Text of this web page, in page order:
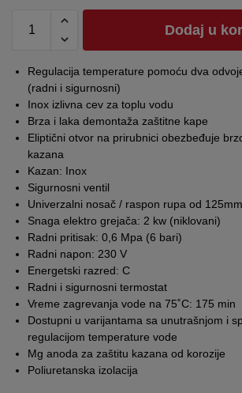
Dodaj u
Regulacija temperature pomoću dva
(radni i sigurnosni)
Inox izlivna cev za toplu vodu
Brza i laka demontaža zaštitne kape
Eliptični otvor na prirubnici obezbeđuje
kazana
Kazan: Inox
Sigurnosni ventil
Univerzalni nosač / raspon rupa od
Snaga elektro grejača: 2 kw (niklovani)
Radni pritisak: 0,6 Mpa (6 bari)
Radni napon: 230 V
Energetski razred: C
Radni i sigurnosni termostat
Vreme zagrevanja vode na 75˚C: 175 min
Dostupni u varijantama sa unutrašnjom i
regulacijom temperature vode
Mg anoda za zaštitu kazana od korozije
Poliuretanska izolacija